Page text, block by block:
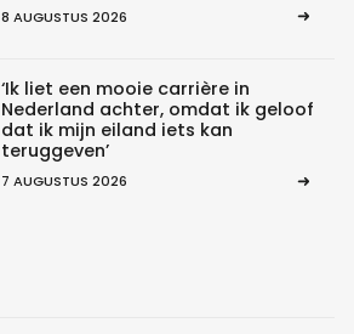
8 AUGUSTUS 2026
‘Ik liet een mooie carrière in
Nederland achter, omdat ik geloof
dat ik mijn eiland iets kan
teruggeven’
7 AUGUSTUS 2026